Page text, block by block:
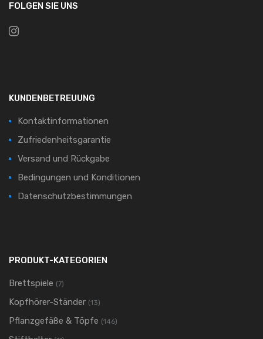
FOLGEN SIE UNS
KUNDENBETREUUNG
Kontaktinformationen
Zufriedenheitsgarantie
Versand und Rückgabe
Bedingungen und Konditionen
Datenschutzbestimmungen
PRODUKT-KATEGORIEN
Brettspiele (7)
Kopfhörer-Ständer (13)
Pflanzgefäße & Töpfe (146)